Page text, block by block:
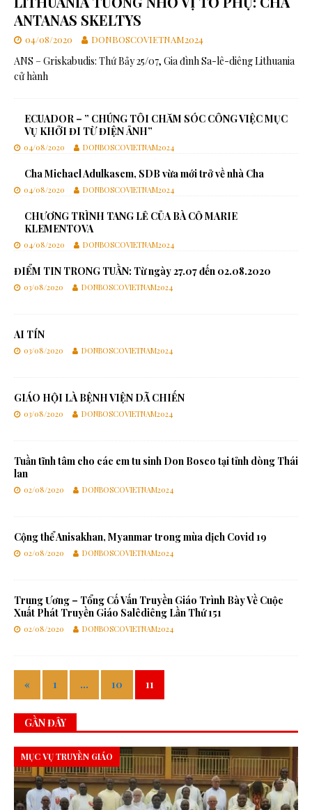
ANTANAS SKELTYS
04/08/2020 DONBOSCOVIETNAM2024
ANS – Griskabudis: Thứ Bảy 25/07, Gia đình Sa-lê-diêng Lithuania
cử hành
ECUADOR – ” CHÚNG TÔI CHĂM SÓC CÔNG VIỆC MỤC
VỤ KHỞI ĐI TỪ ĐIỆN ẢNH”
04/08/2020 DONBOSCOVIETNAM2024
Cha Michael Adulkasem, SDB vừa mới trở về nhà Cha
04/08/2020 DONBOSCOVIETNAM2024
CHƯƠNG TRÌNH TANG LỄ CỦA BÀ CỐ MARIE
KLEMENTOVA
04/08/2020 DONBOSCOVIETNAM2024
ĐIỂM TIN TRONG TUẦN: Từ ngày 27.07 đến 02.08.2020
03/08/2020 DONBOSCOVIETNAM2024
AI TÍN
03/08/2020 DONBOSCOVIETNAM2024
GIÁO HỘI LÀ BỆNH VIỆN DÃ CHIẾN
03/08/2020 DONBOSCOVIETNAM2024
Tuần tĩnh tâm cho các em tu sinh Don Bosco tại tỉnh dòng Thái
lan
02/08/2020 DONBOSCOVIETNAM2024
Cộng thể Anisakhan, Myanmar trong mùa dịch Covid 19
02/08/2020 DONBOSCOVIETNAM2024
Trung Ương – Tổng Cố Vấn Truyền Giáo Trình Bày Về Cuộc
Xuất Phát Truyền Giáo Salêdiêng Lần Thứ 151
02/08/2020 DONBOSCOVIETNAM2024
« 1 … 10 11
GẦN ĐÂY
MỤC VỤ TRUYỀN GIÁO